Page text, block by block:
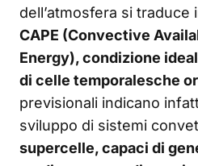
dell’atmosfera si traduce
CAPE (Convective
Energy), condizione
di celle temporalesche
previsionali indicano
sviluppo di sistemi
supercelle, capaci di